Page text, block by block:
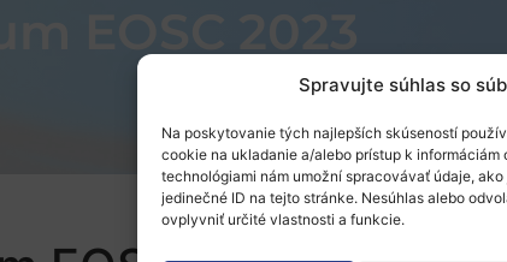
Spravujte súhlas so
Na poskytovanie tých najlepších skúseností
cookie na ukladanie a/alebo prístup k informáciám
technológiami nám umožní spracovávať údaje,
jedinečné ID na tejto stránke. Nesúhlas alebo
ovplyvniť určité vlastnosti a funkcie.